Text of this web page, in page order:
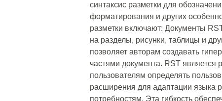
синтаксис разметки для
форматирования и других
разметки включают: Документы
на разделы, рисунки, таблицы и
позволяет авторам создавать
частями документа. RST
пользователям определять
расширения для адаптации языка
потребностям. Эта гибкость